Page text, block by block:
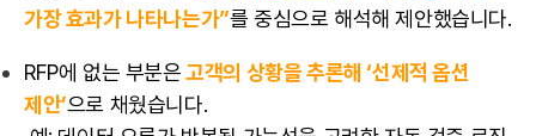
가장 효과가 나타나는가”를 중심으로 해석해 제안했습니다.
RFP에 없는 부분은 고객의 상황을 추론해 ‘선제적 옵션
제안’으로 채웠습니다.